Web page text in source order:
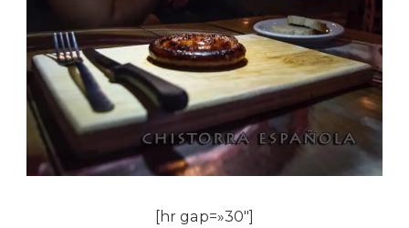
[hr gap=»30″]